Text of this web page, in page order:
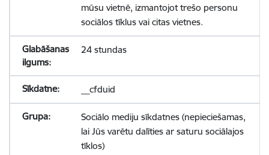
mūsu vietnē, izmantojot trešo personu
sociālos tīklus vai citas vietnes.
24 stundas
__cfduid
Sociālo mediju sīkdatnes (nepieciešamas,
lai Jūs varētu dalīties ar saturu sociālajos
tīklos)